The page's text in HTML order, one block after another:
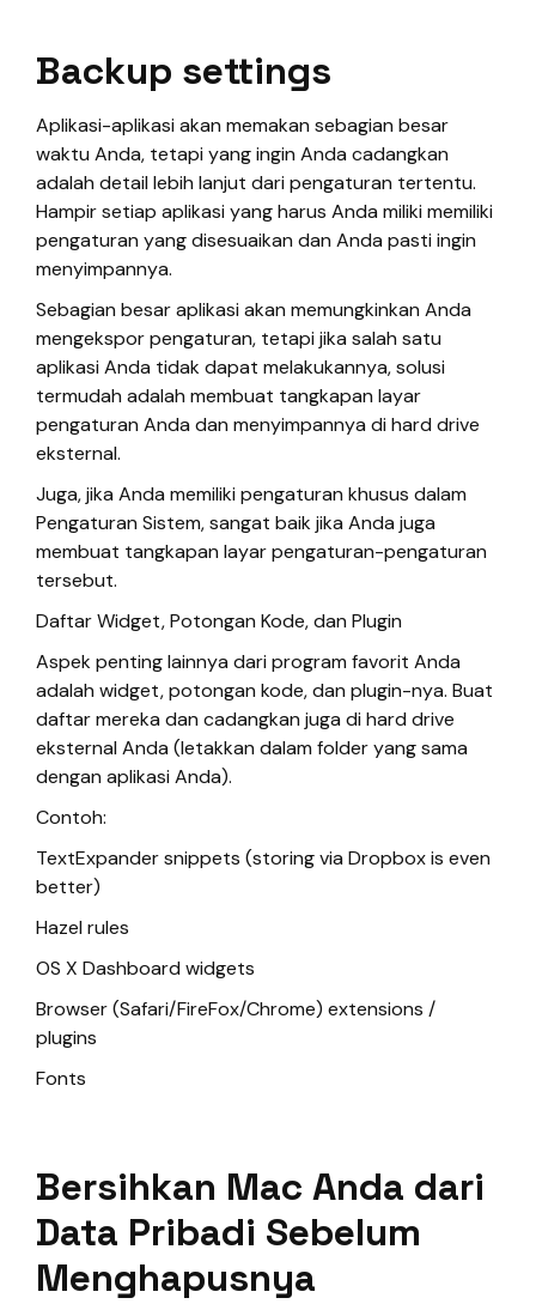
Backup settings
Aplikasi-aplikasi akan memakan sebagian besar
waktu Anda, tetapi yang ingin Anda cadangkan
adalah detail lebih lanjut dari pengaturan tertentu.
Hampir setiap aplikasi yang harus Anda miliki memiliki
pengaturan yang disesuaikan dan Anda pasti ingin
menyimpannya.
Sebagian besar aplikasi akan memungkinkan Anda
mengekspor pengaturan, tetapi jika salah satu
aplikasi Anda tidak dapat melakukannya, solusi
termudah adalah membuat tangkapan layar
pengaturan Anda dan menyimpannya di hard drive
eksternal.
Juga, jika Anda memiliki pengaturan khusus dalam
Pengaturan Sistem, sangat baik jika Anda juga
membuat tangkapan layar pengaturan-pengaturan
tersebut.
Daftar Widget, Potongan Kode, dan Plugin
Aspek penting lainnya dari program favorit Anda
adalah widget, potongan kode, dan plugin-nya. Buat
daftar mereka dan cadangkan juga di hard drive
eksternal Anda (letakkan dalam folder yang sama
dengan aplikasi Anda).
Contoh:
TextExpander snippets (storing via Dropbox is even
better)
Hazel rules
OS X Dashboard widgets
Browser (Safari/FireFox/Chrome) extensions /
plugins
Fonts
Bersihkan Mac Anda dari
Data Pribadi Sebelum
Menghapusnya